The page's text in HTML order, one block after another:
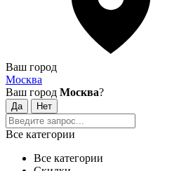
Ваш город
Москва
Ваш город Москва?
Все категории
Все категории